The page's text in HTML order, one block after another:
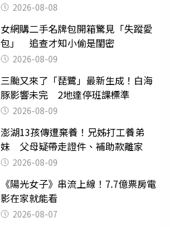
2026-08-08
女網購二手名牌包開箱驚見「失蹤愛
包」 追查才知小偷是閨密
2026-08-09
三颱又來了「琵鷺」最新生成！白海
豚影響未完 2地達停班課標準
2026-08-09
澎湖13孩傳遭棄養！兄姊打工養弟
妹 父母疑帶走證件、補助款離家
2026-08-09
《陽光女子》串流上線！7.7億票房電
影在家就能看
2026-08-07